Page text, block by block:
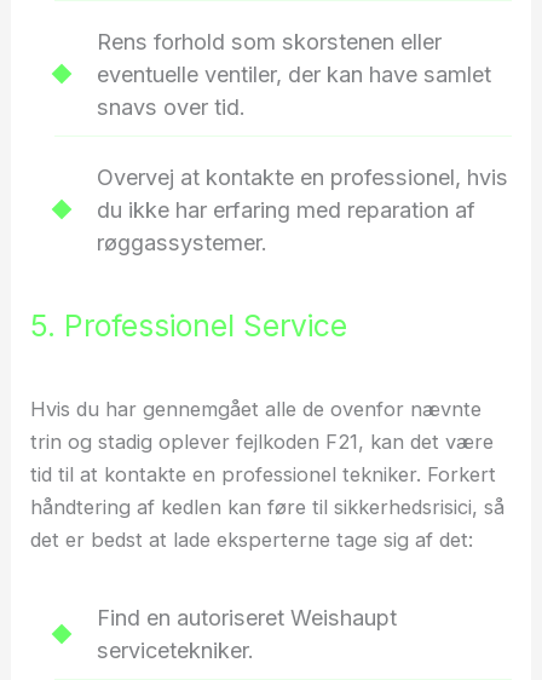
Rens forhold som skorstenen eller
eventuelle ventiler, der kan have samlet
snavs over tid.
Overvej at kontakte en professionel, hvis
du ikke har erfaring med reparation af
røggassystemer.
5. Professionel Service
Hvis du har gennemgået alle de ovenfor nævnte
trin og stadig oplever fejlkoden F21, kan det være
tid til at kontakte en professionel tekniker. Forkert
håndtering af kedlen kan føre til sikkerhedsrisici, så
det er bedst at lade eksperterne tage sig af det:
Find en autoriseret Weishaupt
servicetekniker.